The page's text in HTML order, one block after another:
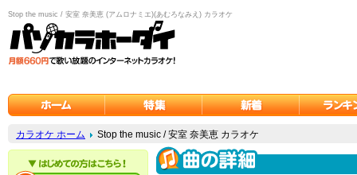
Stop the music / 安室 奈美恵 (アムロナミエ)(あむろなみえ) カラオケ
カラオケ ホーム Stop the music / 安室 奈美恵 カラオケ